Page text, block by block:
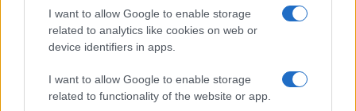
I want to allow Google to enable storage
related to analytics like cookies on web or
device identifiers in apps.
I want to allow Google to enable storage
related to functionality of the website or app.
Infos Rédaction